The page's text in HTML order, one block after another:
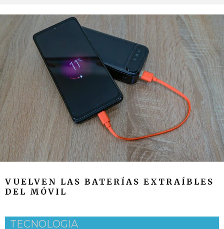
VUELVEN LAS BATERÍAS EXTRAÍBLES
DEL MÓVIL
TECNOLOGIA